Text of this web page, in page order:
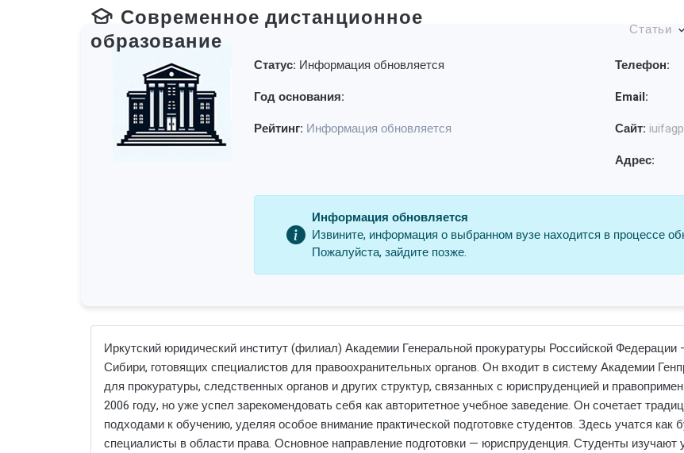
Современное дистанционное
образование
Статьи
Статус: Информация обновляется
Год основания:
Рейтинг: Информация обновляется
Телефон:
Email:
Сайт:
Адрес:
Информация обновляется
Извините, информация о выбранном вузе находится в процессе
Пожалуйста, зайдите позже.
Иркутский юридический институт (филиал) Академии Генеральной прокуратуры Российской
Сибири, готовящих специалистов для правоохранительных органов. Он входит в систему Академии
для прокуратуры, следственных органов и других структур, связанных с юриспруденцией и
2006 году, но уже успел зарекомендовать себя как авторитетное учебное заведение. Он сочетает
подходами к обучению, уделяя особое внимание практической подготовке студентов. Здесь учатся
специалисты в области права. Основное направление подготовки — юриспруденция. Студенты изучают